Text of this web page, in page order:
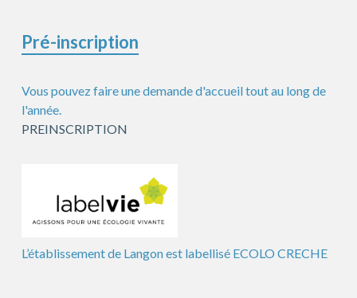
Pré-inscription
Vous pouvez faire une demande d'accueil tout au long de
l'année.
PREINSCRIPTION
L’établissement de Langon est labellisé ECOLO CRECHE